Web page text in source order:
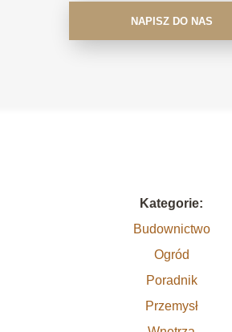
NAPISZ DO NAS
Kategorie:
Budownictwo
Ogród
Poradnik
Przemysł